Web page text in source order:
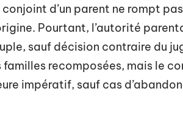
d’un parent ne rompt
Pourtant, l’autorité
sauf décision contraire du
recomposées, mais le
impératif, sauf cas